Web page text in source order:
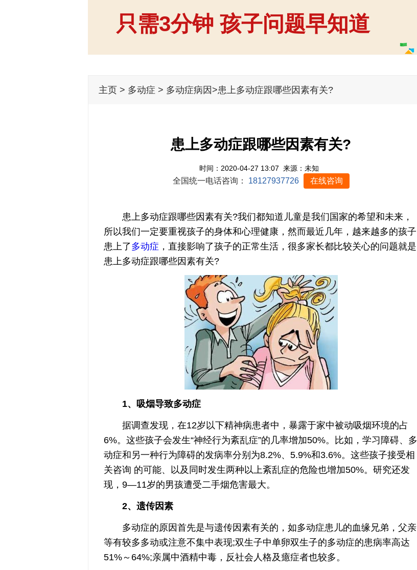
只需3分钟 孩子问题早知道
主页 > 多动症 > 多动症病因 >患上多动症跟哪些因素有关?
患上多动症跟哪些因素有关?
时间：2020-04-27 13:07 来源：未知
全国统一电话咨询： 18127937726 在线咨询
患上多动症跟哪些因素有关?我们都知道儿童是我们国家的希望和未来，
所以我们一定要重视孩子的身体和心理健康，然而最近几年，越来越多的孩子
患上了多动症 ，直接影响了孩子的正常生活，很多家长都比较关心的问题就是
患上多动症跟哪些因素有关?
1、吸烟导致多动症
据调查发现，在12岁以下精神病患者中，暴露于家中被动吸烟环境的占
6%。这些孩子会发生“神经行为紊乱症”的几率增加50%。比如，学习障碍、多
动症和另一种行为障碍的发病率分别为8.2%、5.9%和3.6%。这些孩子接受相
关咨询 的可能、以及同时发生两种以上紊乱症的危险也增加50%。研究还发
现，9—11岁的男孩遭受二手烟危害最大。
2、遗传因素
多动症的原因首先是与遗传因素有关的，如多动症患儿的血缘兄弟，父亲
等有较多多动或注意不集中表现;双生子中单卵双生子的多动症的患病率高达
51%～64%;亲属中酒精中毒，反社会人格及癔症者也较多。